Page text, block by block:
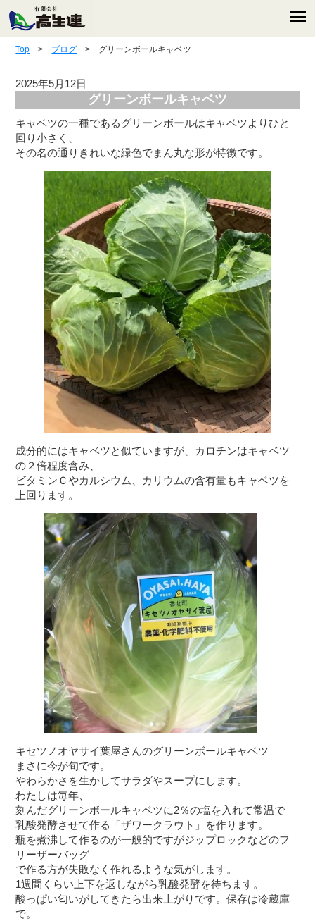
Top > ブログ > グリーンボールキャベツ
2025年5月12日
グリーンボールキャベツ
キャベツの一種であるグリーンボールはキャベツよりひと
回り小さく、
その名の通りきれいな緑色でまん丸な形が特徴です。
成分的にはキャベツと似ていますが、カロチンはキャベツ
の２倍程度含み、
ビタミンＣやカルシウム、カリウムの含有量もキャベツを
上回ります。
キセツノオヤサイ葉屋さんのグリーンボールキャベツ
まさに今が旬です。
やわらかさを生かしてサラダやスープにします。
わたしは毎年、
刻んだグリーンボールキャベツに2％の塩を入れて常温で
乳酸発酵させて作る「ザワークラウト」を作ります。
瓶を煮沸して作るのが一般的ですがジップロックなどのフ
リーザーバッグ
で作る方が失敗なく作れるような気がします。
1週間くらい上下を返しながら乳酸発酵を待ちます。
酸っぱい匂いがしてきたら出来上がりです。保存は冷蔵庫
で。